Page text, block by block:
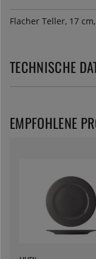
Flacher Teller, 17
TECHNISCHE
EMPFOHLENE